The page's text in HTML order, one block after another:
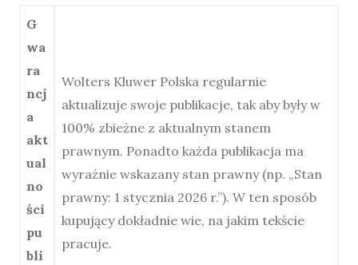
G
wa
ra
ncj
a
akt
ual
no
ści
pu
bli
Wolters Kluwer Polska regularnie
aktualizuje swoje publikacje, tak aby były w
100% zbieżne z aktualnym stanem
prawnym. Ponadto każda publikacja ma
wyraźnie wskazany stan prawny (np. „Stan
prawny: 1 stycznia 2026 r.”). W ten sposób
kupujący dokładnie wie, na jakim tekście
pracuje.